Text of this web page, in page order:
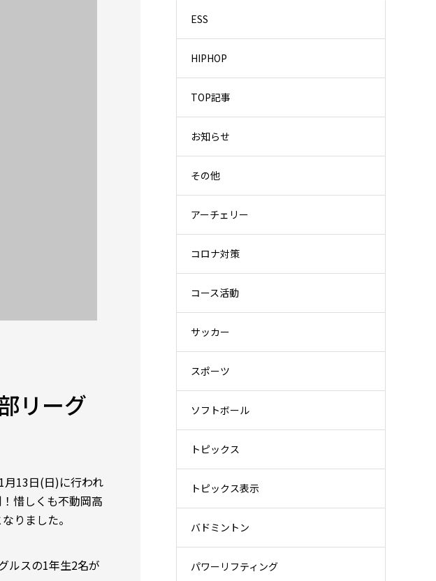
リーグ
13日(日)に行われ
惜しくも不動岡高
りました。
ルスの1年生2名が
ESS
HIPHOP
TOP記事
お知らせ
その他
アーチェリー
コロナ対策
コース活動
サッカー
スポーツ
ソフトボール
トピックス
トピックス表示
バドミントン
パワーリフティング